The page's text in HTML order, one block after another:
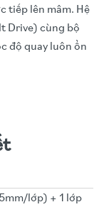
tiếp lên mâm. Hệ
Drive) cùng bộ
độ quay luôn ổn
lớp) + 1 lớp